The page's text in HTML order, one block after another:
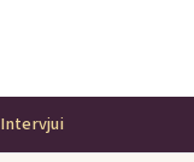
Intervjui